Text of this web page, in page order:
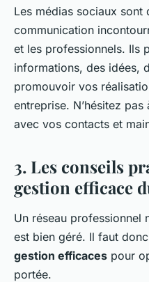
Les médias sociaux
communication
et les professionnels. Ils
informations, des idées,
promouvoir vos
entreprise. N’hésitez
avec vos contacts et
3. Les conseils
gestion efficace
Un réseau professionnel
est bien géré. Il faut
gestion efficaces pour
portée.